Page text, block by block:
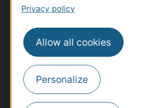
Privacy policy
Allow all cookies
Personalize
#VoyageOccitanie